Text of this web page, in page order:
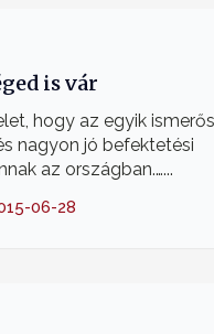
is vár
hogy az egyik
nagyon jó befektetési
az országban.…...
06-28